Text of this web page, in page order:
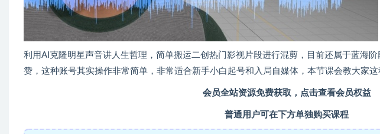
利用AI克隆明星声音讲人生哲理，简单搬运二创热门影视片段进行混剪，目前还属于蓝海
赞，这种账号其实操作非常简单，非常适合新手小白起号和入局自媒体，本节课会教大家
会员全站资源免费获取，点击查看会员权益
普通用户可在下方单独购买课程